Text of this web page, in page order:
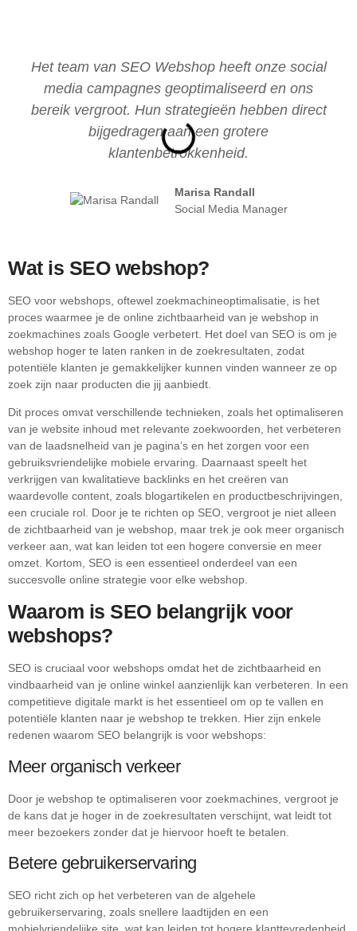
Het team van SEO Webshop heeft onze social
media campagnes geoptimaliseerd en ons
bereik vergroot. Hun strategieën hebben direct
bijgedragen aan een grotere
klantenbetrokkenheid.
Marisa Randall
Social Media Manager
Wat is SEO webshop?
SEO voor webshops, oftewel zoekmachineoptimalisatie, is het
proces waarmee je de online zichtbaarheid van je webshop in
zoekmachines zoals Google verbetert. Het doel van SEO is om je
webshop hoger te laten ranken in de zoekresultaten, zodat
potentiële klanten je gemakkelijker kunnen vinden wanneer ze op
zoek zijn naar producten die jij aanbiedt.
Dit proces omvat verschillende technieken, zoals het optimaliseren
van je website inhoud met relevante zoekwoorden, het verbeteren
van de laadsnelheid van je pagina’s en het zorgen voor een
gebruiksvriendelijke mobiele ervaring. Daarnaast speelt het
verkrijgen van kwalitatieve backlinks en het creëren van
waardevolle content, zoals blogartikelen en productbeschrijvingen,
een cruciale rol. Door je te richten op SEO, vergroot je niet alleen
de zichtbaarheid van je webshop, maar trek je ook meer organisch
verkeer aan, wat kan leiden tot een hogere conversie en meer
omzet. Kortom, SEO is een essentieel onderdeel van een
succesvolle online strategie voor elke webshop.
Waarom is SEO belangrijk voor
webshops?
SEO is cruciaal voor webshops omdat het de zichtbaarheid en
vindbaarheid van je online winkel aanzienlijk kan verbeteren. In een
competitieve digitale markt is het essentieel om op te vallen en
potentiële klanten naar je webshop te trekken. Hier zijn enkele
redenen waarom SEO belangrijk is voor webshops:
Meer organisch verkeer
Door je webshop te optimaliseren voor zoekmachines, vergroot je
de kans dat je hoger in de zoekresultaten verschijnt, wat leidt tot
meer bezoekers zonder dat je hiervoor hoeft te betalen.
Betere gebruikerservaring
SEO richt zich op het verbeteren van de algehele
gebruikerservaring, zoals snellere laadtijden en een